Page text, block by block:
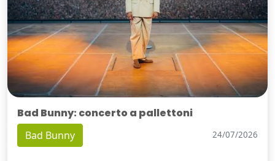
Bad Bunny: concerto a pallettoni
Bad Bunny 24/07/2026